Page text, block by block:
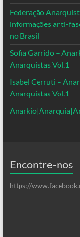
Federação
informações anti-
no Brasil
Sofia Garrido –
Anarquistas Vol.1
Isabel Cerruti –
Anarquistas Vol.1
Encontre-nos
https://